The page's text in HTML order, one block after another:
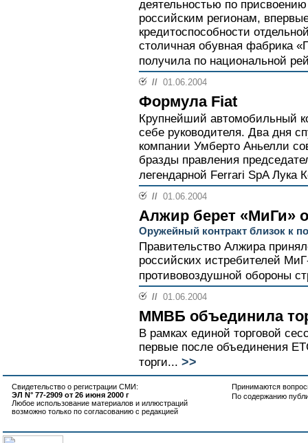
деятельностью по
российским регионам,
кредитоспособности
столичная обувная фабрика
получила по национальной
// 01.06.2004
Формула Fiat
Крупнейший автомобильный
себе руководителя. Два дня
компании Умберто Аньелли
бразды правления
легендарной Ferrari SpA Лука
// 01.06.2004
Алжир берет «МиГи»
Оружейный контракт близок к
Правительство Алжира
российских истребителей
противовоздушной обороны
// 01.06.2004
ММВБ объединила
В рамках единой торговой
первые после объединения
торги... >>
Свидетельство о регистрации СМИ:
ЭЛ N° 77-2909 от 26 июня 2000 г
Любое использование материалов и иллюстраций
возможно только по согласованию с редакцией
Принимаются
По содержанию